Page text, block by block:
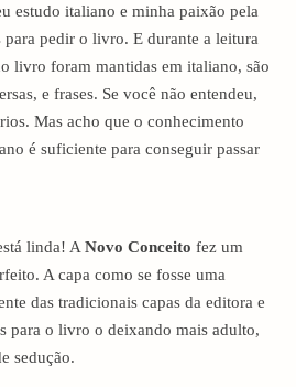
estudo italiano e minha paixão pela
pedir o livro. E durante a leitura
livro foram mantidas em italiano, são
e frases. Se você não entendeu,
Mas acho que o conhecimento
é suficiente para conseguir passar
linda! A Novo Conceito fez um
A capa como se fosse uma
das tradicionais capas da editora e
para o livro o deixando mais adulto,
sedução.